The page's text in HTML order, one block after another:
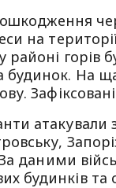
на
горів
На
атакували
За даними
будинків та